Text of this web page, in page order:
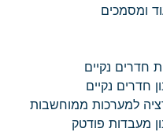
ומסמכים
חדרים נקיים
חדרים נקיים
למערכות ממוחשבות
מעבדות פודטק